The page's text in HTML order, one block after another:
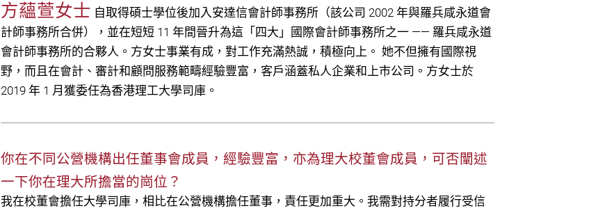
方蘊萱女士 自取得碩士學位後加入安達信會計師事務所（該公司 2002 年與羅兵咸永道會
計師事務所合併），並在短短 11 年間晉升為這「四大」國際會計師事務所之一 —— 羅兵咸永道
會計師事務所的合夥人。方女士事業有成，對工作充滿熱誠，積極向上。 她不但擁有國際視
野，而且在會計、審計和顧問服務範疇經驗豐富，客戶涵蓋私人企業和上市公司。方女士於
2019 年 1 月獲委任為香港理工大學司庫。
你在不同公營機構出任董事會成員，經驗豐富，亦為理大校董會成員，可否闡述
一下你在理大所擔當的崗位？
我在校董會擔任大學司庫，相比在公營機構擔任董事，責任更加重大。我需對持分者履行受信